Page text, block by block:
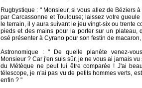
Rugbystique : " Monsieur, si vous allez de Béziers
par Carcassonne et Toulouse; laissez votre
le terrain, il y aura suivant le jeu vingt-six ou trente
pieds et des mains pour la porter sur un plateau,
osé présenter à Cyrano pour son festin de
Astronomique : " De quelle planète venez-
Monsieur ? Car j'en suis sûr, je ne vous ai jamais vu
du Métèque ne peut lui être comparée ! J'ai
télescope, je n'ai pas vu de petits hommes verts,
enfin ? "